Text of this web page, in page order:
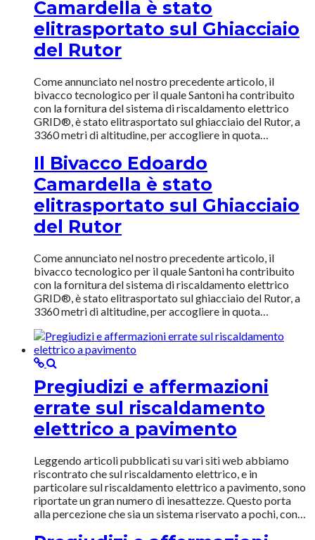
Camardella è stato
elitrasportato sul Ghiacciaio
del Rutor
Come annunciato nel nostro precedente articolo, il
bivacco tecnologico per il quale Santoni ha contribuito
con la fornitura del sistema di riscaldamento elettrico
GRID®, è stato elitrasportato sul ghiacciaio del Rutor, a
3360 metri di altitudine, per accogliere in quota…
Il Bivacco Edoardo
Camardella è stato
elitrasportato sul Ghiacciaio
del Rutor
Come annunciato nel nostro precedente articolo, il
bivacco tecnologico per il quale Santoni ha contribuito
con la fornitura del sistema di riscaldamento elettrico
GRID®, è stato elitrasportato sul ghiacciaio del Rutor, a
3360 metri di altitudine, per accogliere in quota…
Pregiudizi e affermazioni
errate sul riscaldamento
elettrico a pavimento
Leggendo articoli pubblicati su vari siti web abbiamo
riscontrato che sul riscaldamento elettrico, e in
particolare sul riscaldamento elettrico a pavimento, sono
riportate un gran numero di inesattezze. Questo porta
alla percezione che sia un sistema riservato a pochi, con…